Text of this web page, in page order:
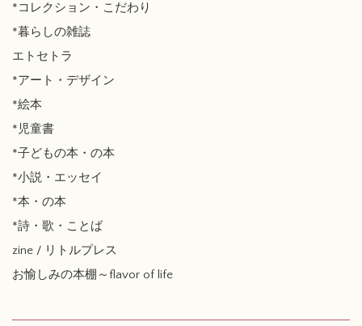
*コレクション・こだわり
*暮らしの雑誌
エトセトラ
*アート・デザイン
*絵本
*児童書
*子どもの本・の本
*小説・エッセイ
*本・の本
*詩・歌・ことば
zine / リトルプレス
お愉しみの本棚～flavor of life